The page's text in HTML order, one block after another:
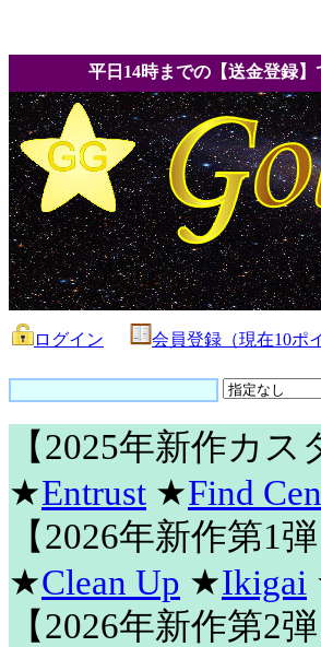
平日14時までの【送金登録
ログイン 会員登録（現在10ポ
【2025年新作カ
★Entrust ★Find
【2026年新作第1
★Clean Up ★Ikigai
【2026年新作第2